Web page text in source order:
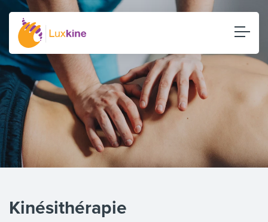
Kinésithérapie